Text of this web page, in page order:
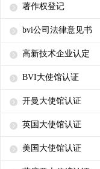
著作权登记
bvi公司法律意见书
高新技术企业认定
BVI大使馆认证
开曼大使馆认证
英国大使馆认证
美国大使馆认证